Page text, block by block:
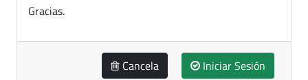
Gracias.
Cancela Iniciar Sesión